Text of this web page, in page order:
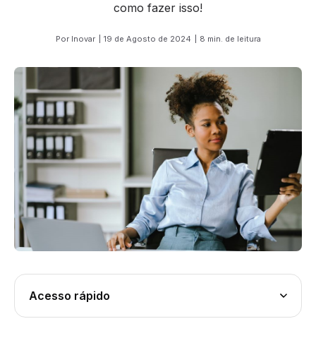
como fazer isso!
Por Inovar 19 de Agosto de 2024 8 min. de leitura
Acesso rápido